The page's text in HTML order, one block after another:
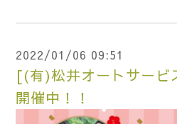
2022/01/06 09:51
[(有)松井オートサービ
開催中！！